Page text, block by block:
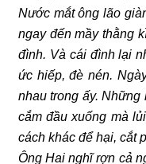
Nước mắt ông lão
ngay đến mầy thằng
đình. Và cái đình lại
ức hiếp, đè nén.
nhau trong ấy.
cắm đầu xuống mà
cách khác để hại, cắt
Ông Hai nghĩ rợn cả